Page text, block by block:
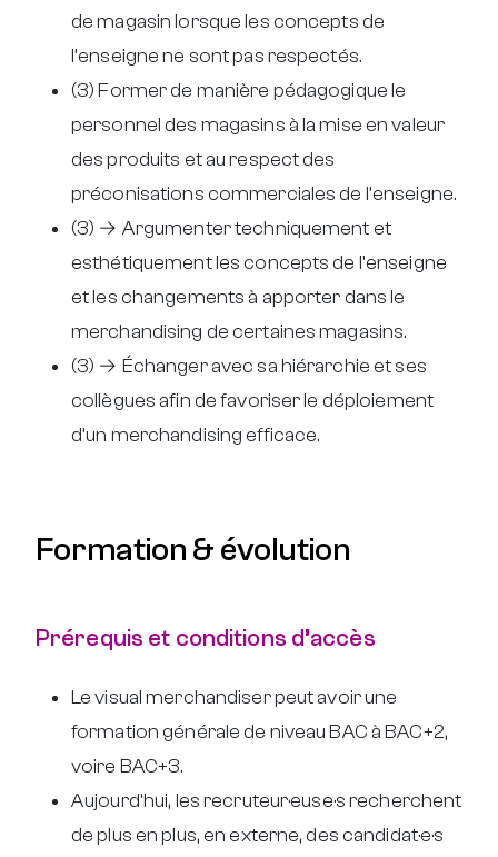
de magasin lorsque les concepts de
l’enseigne ne sont pas respectés.
(3) Former de manière pédagogique le
personnel des magasins à la mise en valeur
des produits et au respect des
préconisations commerciales de l’enseigne.
(3) → Argumenter techniquement et
esthétiquement les concepts de l’enseigne
et les changements à apporter dans le
merchandising de certaines magasins.
(3) → Échanger avec sa hiérarchie et ses
collègues afin de favoriser le déploiement
d’un merchandising efficace.
Formation & évolution
Prérequis et conditions d’accès
Le visual merchandiser peut avoir une
formation générale de niveau BAC à BAC+2,
voire BAC+3.
Aujourd’hui, les recruteur·euse·s recherchent
de plus en plus, en externe, des candidat·e·s